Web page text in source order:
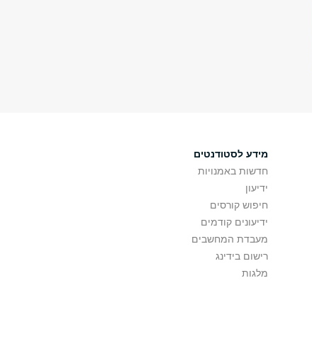
מידע לסטודנטים
חדשות באמנויות
ידיעון
חיפוש קורסים
ידיעונים קודמים
מעבדת המחשבים
רישום בידינג
מלגות